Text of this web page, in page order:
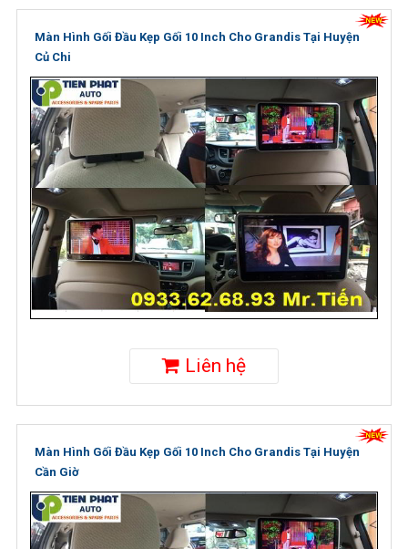
Màn Hình Gối Đầu Kẹp Gối 10 Inch Cho Grandis Tại Huyện
Củ Chi
Liên hệ
Màn Hình Gối Đầu Kẹp Gối 10 Inch Cho Grandis Tại Huyện
Cần Giờ